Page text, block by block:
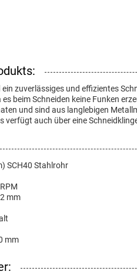
zuverlässiges und effizientes
beim Schneiden keine Funken
und sind aus langlebigen
verfügt auch über eine
SCH40 Stahlrohr
mm
mm